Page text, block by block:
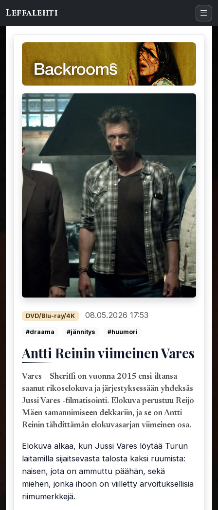
Leffalehti
DVD/Blu-ray/4K 08.05.2026 17:53
#draama #jännitys #huumori
Antti Reinin viimeinen Vares
Vares – Sheriffi on vuonna 2015 ensi-iltansa
saanut rikoselokuva ja järjestyksessään yhdeksäs
Jussi Vares -filmatisointi. Elokuva perustuu Reijo
Mäen samannimiseen dekkariin, ja se on Antti
Reinin tähdittämän elokuvasarjan viimeinen osa.
Elokuva alkaa, kun Jussi Vares löytää Turun
laitamilla sijaitsevasta talosta kaksi ruumista:
naisen, jota on ammuttu päähän, sekä
miehen, jonka ihoon on viilletty arvoituksellisia
riimumerkkejä.